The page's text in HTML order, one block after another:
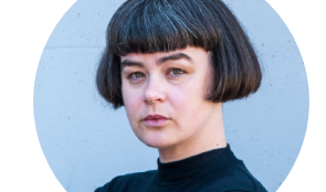
Stellenangebote
News
Veranstaltungen